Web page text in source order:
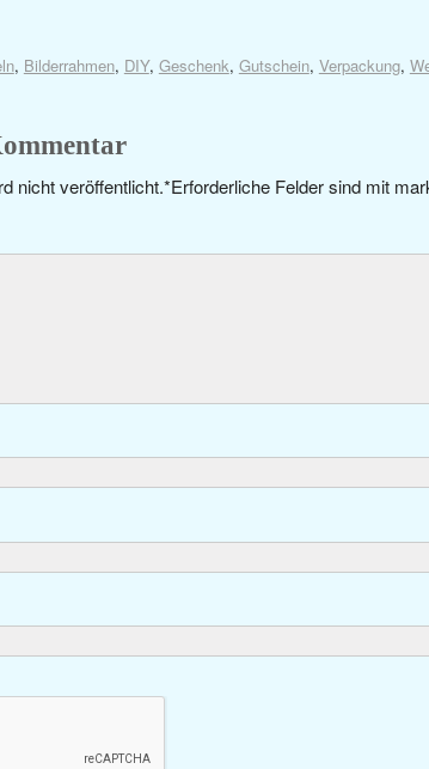
, Bilderrahmen, DIY, Geschenk, Gutschein, Verpackung,
nicht veröffentlicht. Erforderliche Felder sind mit
*